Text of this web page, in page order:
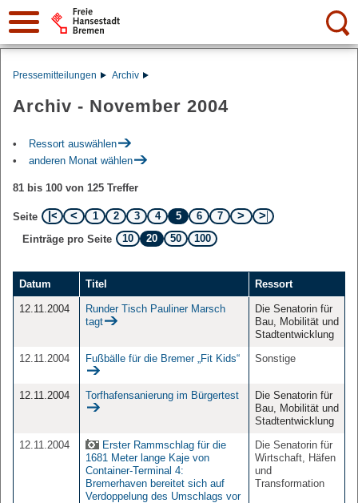
Suche:
Pressemitteilungen Archiv
Archiv - November 2004
Ressort auswählen
anderen Monat wählen
81 bis 100 von 125 Treffer
Seite 1 2 3 4 5 6
7
Einträge pro Seite
10 20 50 100
Datum Titel Ressort
12.11.2004
Runder Tisch Pauliner Marsch
tagt
Die Senatorin für
Bau, Mobilität und
Stadtentwicklung
12.11.2004
Fußbälle für die Bremer „Fit Kids“ Sonstige
12.11.2004 Torfhafensanierung im Bürgertest
Die Senatorin für
Bau, Mobilität und
Stadtentwicklung
12.11.2004
Erster Rammschlag für die
1681 Meter lange Kaje von
Container-Terminal 4:
Bremerhaven bereitet sich auf
Verdoppelung des Umschlags vor
Die Senatorin für
Wirtschaft, Häfen
und
Transformation